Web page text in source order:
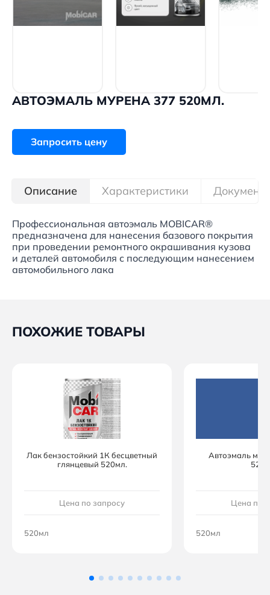
АВТОЭМАЛЬ МУРЕНА 377 520МЛ.
Запросить цену
Описание Характеристики
Профессиональная автоэмаль MOBICAR®
предназначена для нанесения базового покрытия
при проведении ремонтного окрашивания кузова
и деталей автомобиля с последующим нанесением
автомобильного лака
ПОХОЖИЕ ТОВАРЫ
Лак бензостойкий 1К бесцветный
глянцевый 520мл.
Цена по запросу
520мл
Автоэмаль
Цена по
520мл